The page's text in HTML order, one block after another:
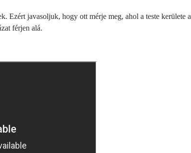
Ezért javasoljuk, hogy ott mérje meg, ahol a teste kerülete a
férjen alá.